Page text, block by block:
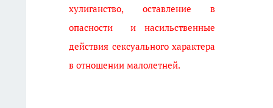
хулиганство, оставление в
опасности и насильственные
действия сексуального характера
в отношении малолетней.